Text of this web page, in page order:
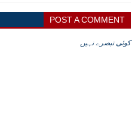
POST A COMMENT
کوئی تبصرے نہیں